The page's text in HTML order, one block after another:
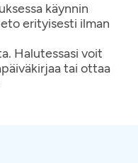
käynnin
erityisesti ilman
Halutessasi voit
tai ottaa